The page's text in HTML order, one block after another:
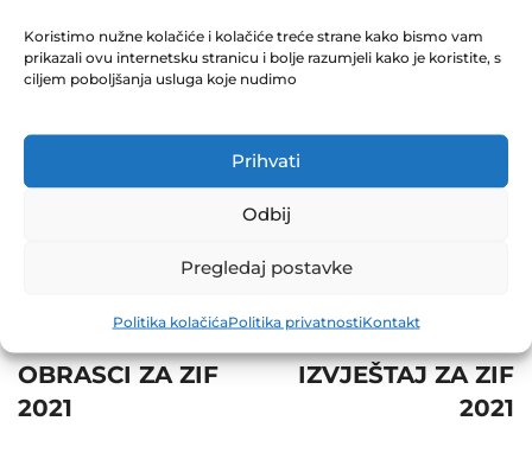
Koristimo nužne kolačiće i kolačiće treće strane kako bismo vam
prikazali ovu internetsku stranicu i bolje razumjeli kako je koristite, s
ciljem poboljšanja usluga koje nudimo
Prihvati
Odbij
Pregledaj postavke
Politika kolačićaPolitika privatnostiKontakt
October 20, 2021
0 Comments
Share
navigation
OBRASCI ZA ZIF
2021
IZVJEŠTAJ ZA ZIF
2021